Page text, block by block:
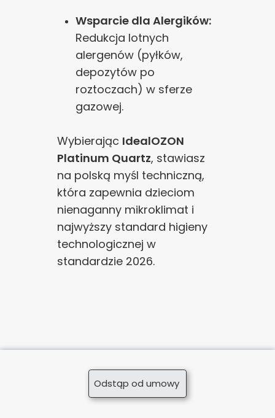
Wsparcie dla Alergików:
Redukcja lotnych
alergenów (pyłków,
depozytów po
roztoczach) w sferze
gazowej.
Wybierając IdealOZON
Platinum Quartz, stawiasz
na polską myśl techniczną,
która zapewnia dzieciom
nienaganny mikroklimat i
najwyższy standard higieny
technologicznej w
standardzie 2026.
Odstąp od umowy